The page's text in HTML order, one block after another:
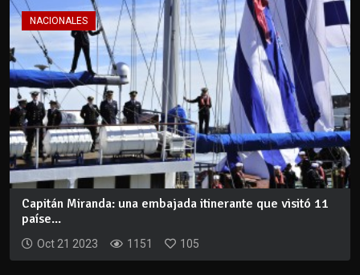
NACIONALES
Capitán Miranda: una embajada itinerante que visitó 11
paíse...
Oct 21 2023 1151 105